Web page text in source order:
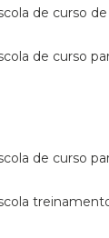
de curso
de curso
de curso